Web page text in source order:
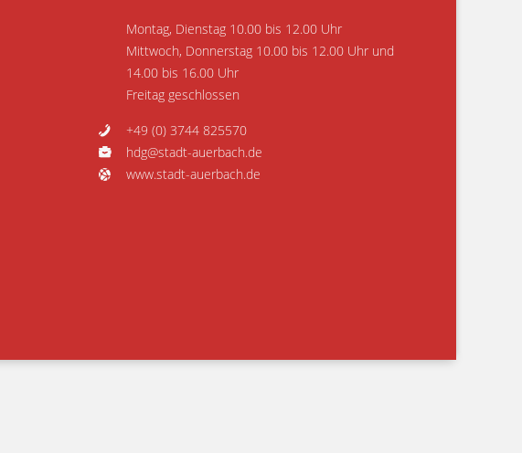
Montag, Dienstag 10.00 bis 12.00 Uhr
Mittwoch, Donnerstag 10.00 bis 12.00 Uhr und
14.00 bis 16.00 Uhr
Freitag geschlossen
+49 (0) 3744 825570
hdg@stadt-auerbach.de
www.stadt-auerbach.de